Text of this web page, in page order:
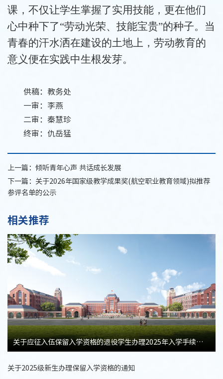
课，不仅让学生掌握了实用技能，更在他们
心中种下了“劳动光荣、技能宝贵”的种子。当
青春的汗水洒在建设的土地上，劳动教育的
意义便在实践中生根发芽。
供稿：教务处
一审：李燕
二审：秦慧珍
终审：仇岳猛
上一篇： 倾听青年心声 共话成长发展
下一篇： 关于2026年国家级教学成果奖(航空职业教育领域)拟推荐
参评名单的公示
相关推荐
关于应征入伍保留入学资格的退役学生办理2025年入学手续的通知
关于2025级新生办理保留入学资格的通知